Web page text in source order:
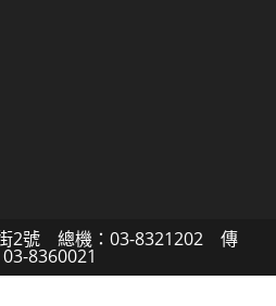
2號 總機：03-8321202 傳
8360021